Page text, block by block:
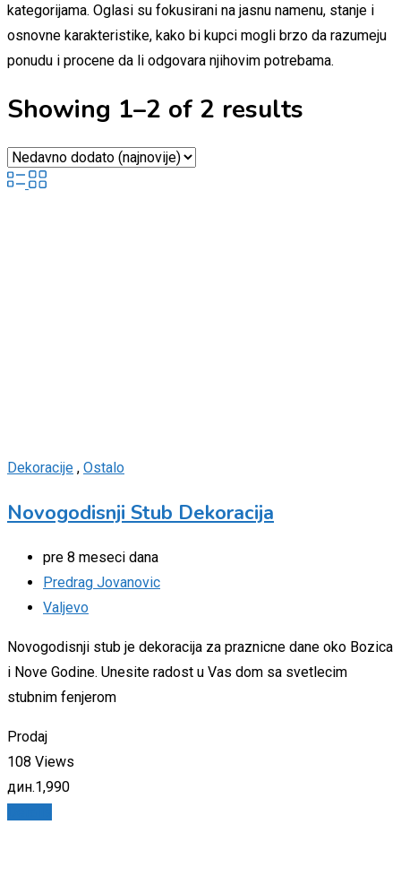
kategorijama. Oglasi su fokusirani na jasnu namenu, stanje i
osnovne karakteristike, kako bi kupci mogli brzo da razumeju
ponudu i procene da li odgovara njihovim potrebama.
Showing 1–2 of 2 results
Dekoracije , Ostalo
Novogodisnji Stub Dekoracija
pre 8 meseci dana
Predrag Jovanovic
Valjevo
Novogodisnji stub je dekoracija za praznicne dane oko Bozica
i Nove Godine. Unesite radost u Vas dom sa svetlecim
stubnim fenjerom
Prodaj
108 Views
дин.1,990